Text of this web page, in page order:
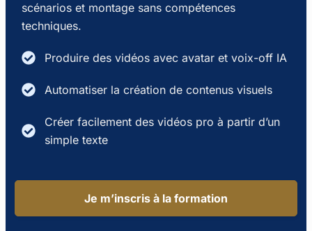
scénarios et montage sans compétences
techniques.
Produire des vidéos avec avatar et voix-off IA
Automatiser la création de contenus visuels
Créer facilement des vidéos pro à partir d’un
simple texte
Je m’inscris à la formation